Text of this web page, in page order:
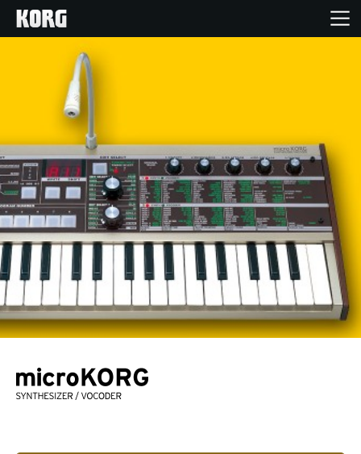
Home
Prodotti
Contenuti
Eventi
Supporto tecnico
Dove Acquistare
News
Paesi